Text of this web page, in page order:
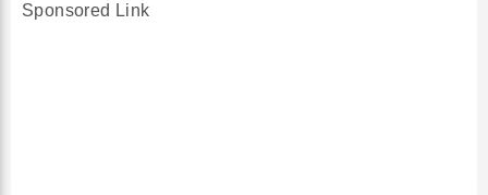
Sponsored Link